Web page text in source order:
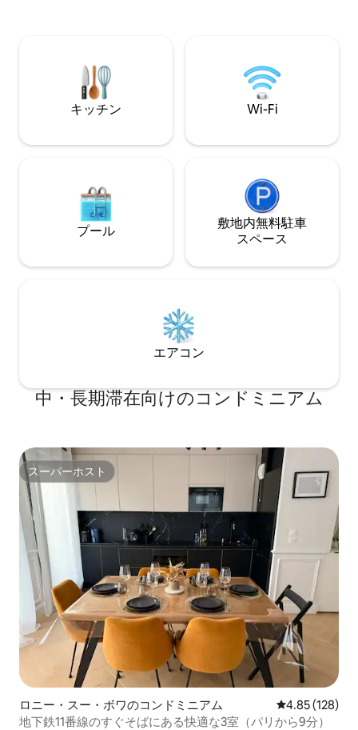
Netflix、Disney+
スプレッソコーヒ
キッチン 洗濯機
キッチン Wi-Fi
プール
敷地内無料駐⁠車
ス⁠ペ⁠ー⁠ス
エアコン
中・長期滞在向けのコンドミニアム
スーパーホスト
スーパーホスト
ロニー・スー・ボワのコンドミニアム レビュー128
4.85 (128)
地下鉄11番線のすぐそばにある快適な3室（パリから9分）